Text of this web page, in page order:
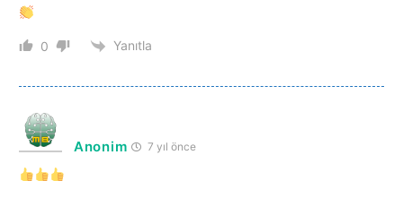
0 Yanıtla
Anonim 7 yıl önce